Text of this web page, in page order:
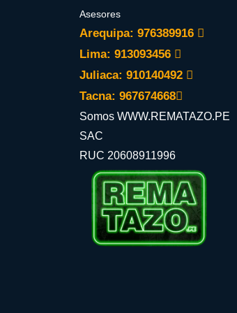
Asesores
Arequipa: 976389916
Lima: 913093456
Juliaca: 910140492
Tacna: 967674668
Somos WWW.REMATAZO.PE
SAC
RUC 20608911996